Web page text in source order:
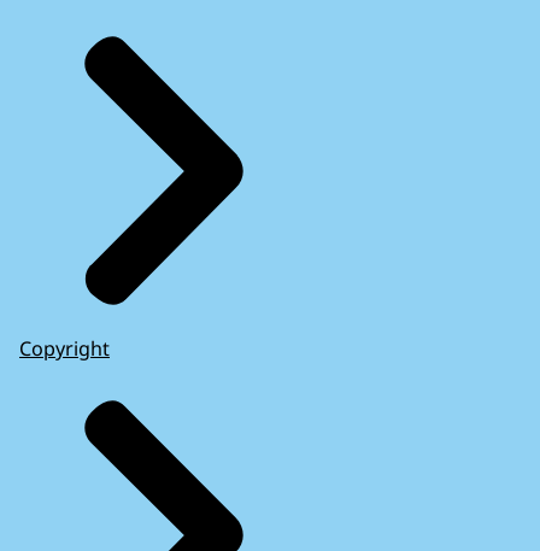
Copyright